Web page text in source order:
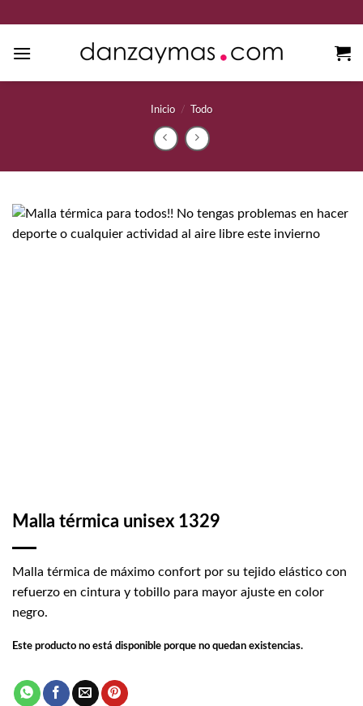
contenido
Inicio / Todo
Malla térmica unisex 1329
Malla térmica de máximo confort por su tejido elástico con
refuerzo en cintura y tobillo para mayor ajuste en color
negro.
Este producto no está disponible porque no quedan existencias.